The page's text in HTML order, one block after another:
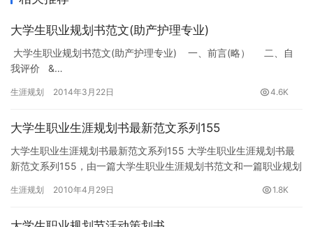
大学生职业规划书范文(助产护理专业)
大学生职业规划书范文(助产护理专业) 一、前言(略） 二、自
我评价 &…
生涯规划 2014年3月22日 4.6K
大学生职业生涯规划书最新范文系列155
大学生职业生涯规划书最新范文系列155 大学生职业生涯规划书最
新范文系列155，由一篇大学生职业生涯规划书范文和一篇职业规划
生涯规划 2010年4月29日 1.8K